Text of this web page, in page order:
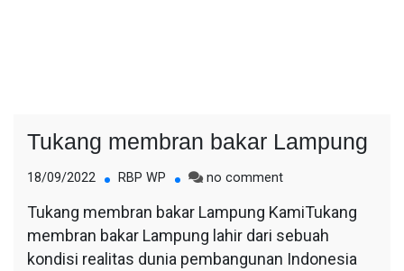
Tukang membran bakar Lampung
18/09/2022 RBP WP no commenton
membran
bakar
Lampung
Tukang membran bakar Lampung KamiTukang
membran bakar Lampung lahir dari sebuah
kondisi realitas dunia pembangunan Indonesia